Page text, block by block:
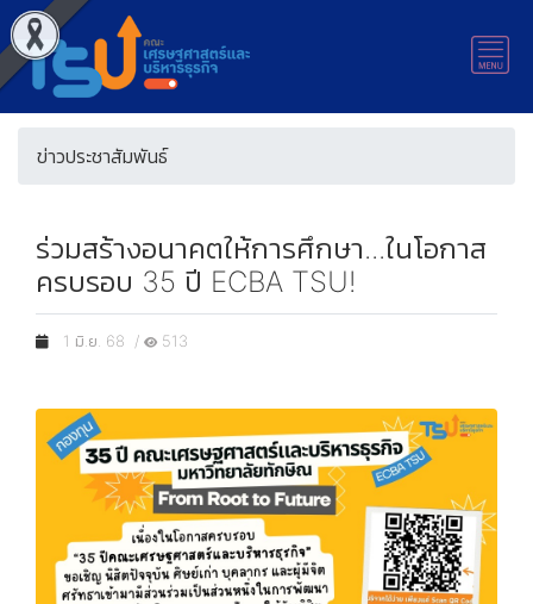
ข่าวประชาสัมพันธ์
ร่วมสร้างอนาคตให้การศึกษา...ในโอกาส
ครบรอบ 35 ปี ECBA TSU!
1 มิ.ย. 68 / 513